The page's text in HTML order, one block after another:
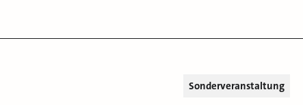
Sonderveranstaltung